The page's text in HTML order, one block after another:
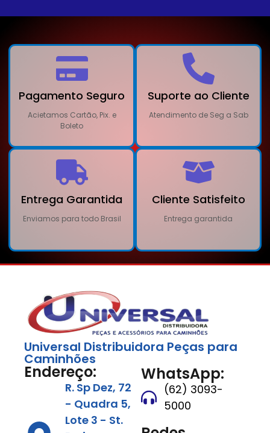
Pagamento Seguro
Acietamos Cartão, Pix. e
Boleto
Suporte ao Cliente
Atendimento de Seg a Sab
Entrega Garantida
Enviamos para todo Brasil
Cliente Satisfeito
Entrega garantida
Universal Distribuidora Peças para
Caminhões
Endereço:
R. Sp Dez, 72
- Quadra 5,
Lote 3 - St.
WhatsApp:
(62) 3093-
5000